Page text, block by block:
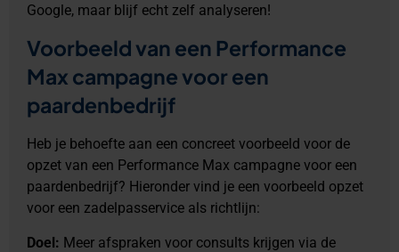
Google, maar blijf echt zelf analyseren!
Voorbeeld van een Performance
Max campagne voor een
paardenbedrijf
Heb je behoefte aan een concreet voorbeeld voor de
opzet van een Performance Max campagne voor een
paardenbedrijf? Hieronder vind je een voorbeeld opzet
voor een zadelpasservice als richtlijn:
Doel: Meer afspraken voor consults krijgen via de